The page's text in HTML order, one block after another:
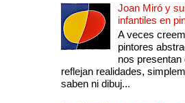
Joan Miró y
infantiles en
A veces
pintores
nos presentan
reflejan realidades,
saben ni dibuj...